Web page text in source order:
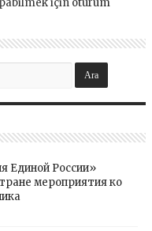
için oturum
Единой России»
мероприятия ко